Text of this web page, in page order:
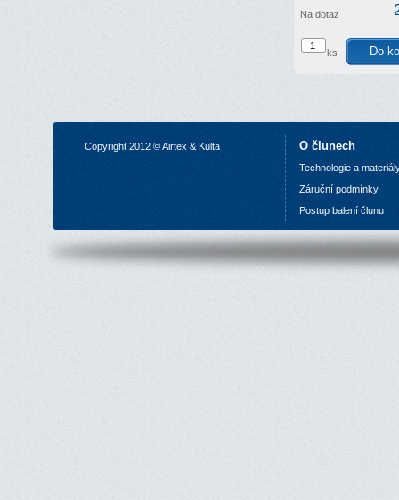
Na dotaz
ks
Copyright 2012 © Airtex & Kulta O člunech
Technologie a
Záruční podmínky
Postup balení člunu